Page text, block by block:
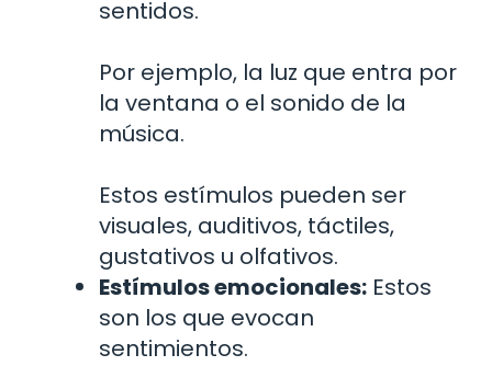
sentidos.
Por ejemplo, la luz que entra por
la ventana o el sonido de la
música.
Estos estímulos pueden ser
visuales, auditivos, táctiles,
gustativos u olfativos.
Estímulos emocionales: Estos
son los que evocan
sentimientos.